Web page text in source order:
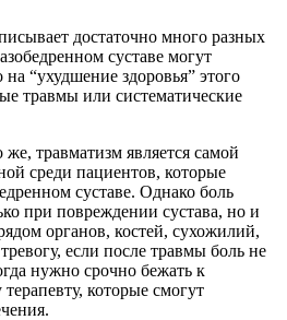
достаточно много разных
суставе могут
“ухудшение здоровья” этого
травмы или систематические
травматизм является самой
среди пациентов, которые
суставе. Однако боль
при повреждении сустава, но и
органов, костей, сухожилий,
если после травмы боль не
нужно срочно бежать к
которые смогут